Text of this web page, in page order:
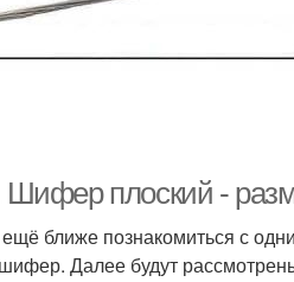
плоский -
ближе познакомиться с
Далее будут